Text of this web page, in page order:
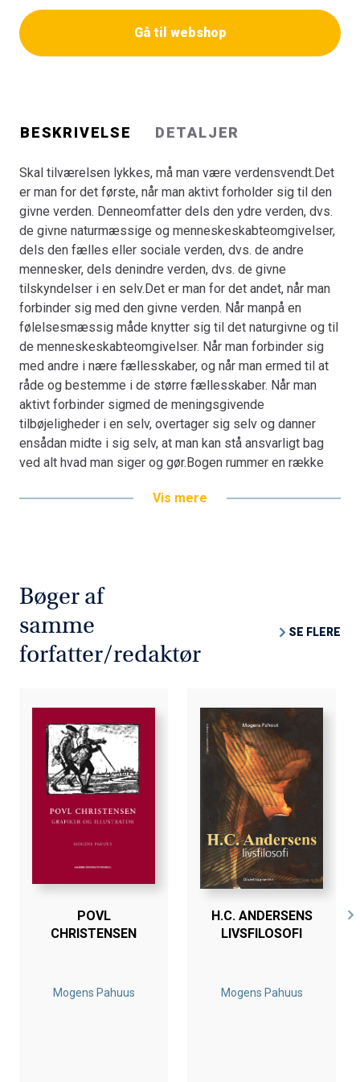
råde og bestemme i de større fællesskaber. Når man
aktivt forbinder sigmed de meningsgivende
tilbøjeligheder i en selv, overtager sig selv og danner
centrale elementer i forholdet til for det første den indre
være en person, det at udvikle sin villen ogsin frie
vilje.For det andet i forholdet til den ydre verden: de
forskellige elementer i det naturgivneog de mange
forskellige former for oplevelse af det naturgivne,
oplevelsenaf tiden og af rummet, forholdet mellem natur
og kultur, spørgsmålet om ”åndeni naturen”.For det tredje
i forholdet til den fælles eller sociale verden: det
livsfornyende i denære fællesskaber, problematikken
angående konflikt contra samarbejde i forholdetmellem
mennesker i de større fællesskaber.Forholdet til de tre
verdener bliver - i tre epiloger til hver af de bogens tre
hoveddele- illustreret gennem en dybtgående analyse af
Sigrid Undsets store romanKristin Lavransdatter.
Gå til webshop
BESKRIVELSE DETALJER
Skal tilværelsen lykkes, må man være verdensvendt.Det
er man for det første, når man aktivt forholder sig til den
givne verden. Denneomfatter dels den ydre verden, dvs.
de givne naturmæssige og menneskeskabteomgivelser,
dels den fælles eller sociale verden, dvs. de andre
mennesker, dels denindre verden, dvs. de givne
tilskyndelser i en selv.Det er man for det andet, når man
forbinder sig med den givne verden. Når manpå en
følelsesmæssig måde knytter sig til det naturgivne og til
de menneskeskabteomgivelser. Når man forbinder sig
med andre i nære fællesskaber, og når man ermed til at
råde og bestemme i de større fællesskaber. Når man
aktivt forbinder sigmed de meningsgivende
tilbøjeligheder i en selv, overtager sig selv og danner
ensådan midte i sig selv, at man kan stå ansvarligt bag
ved alt hvad man siger og gør.Bogen rummer en række
centrale elementer i forholdet til for det første den indre
forskellige former for oplevelse af det naturgivne,
og kultur, spørgsmålet om ”åndeni naturen”.For det tredje
i forholdet til den fælles eller sociale verden: det
mennesker i de større fællesskaber.Forholdet til de tre
verdener bliver - i tre epiloger til hver af de bogens tre
hoveddele- illustreret gennem en dybtgående analyse af
Sigrid Undsets store romanKristin Lavransdatter.
Vis mere
Bøger af
samme
forfatter/redaktør
SE FLERE
POVL
CHRISTENSEN
Mogens Pahuus
H.C. ANDERSENS
LIVSFILOSOFI
Mogens Pahuus